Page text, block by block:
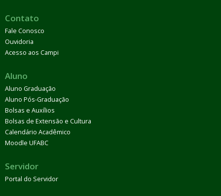
Contato
Fale Conosco
Ouvidoria
Acesso aos Campi
Aluno
Aluno Graduação
Aluno Pós-Graduação
Bolsas e Auxílios
Bolsas de Extensão e Cultura
Calendário Acadêmico
Moodle UFABC
Servidor
Portal do Servidor